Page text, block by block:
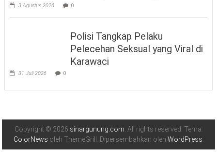
3 Agustus 2026 0
Polisi Tangkap Pelaku
Pelecehan Seksual yang Viral di
Karawaci
31 Juli 2026 0
Copyright © 2026 sinargunung.com . All rights reserved. Tema:
ColorNews oleh ThemeGrill. Dipersembahkan oleh WordPress